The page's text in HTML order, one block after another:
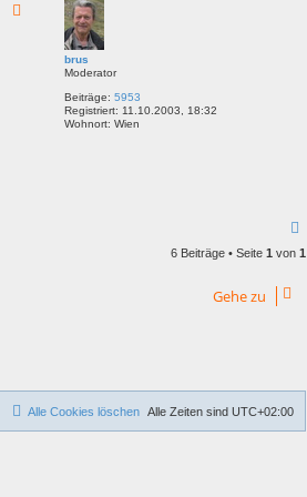
brus
Moderator
Beiträge: 5953
Registriert: 11.10.2003, 18:32
Wohnort: Wien
c
6 Beiträge • Seite 1 von 1
Gehe zu
Alle Zeiten sind UTC+02:00
Alle Cookies löschen